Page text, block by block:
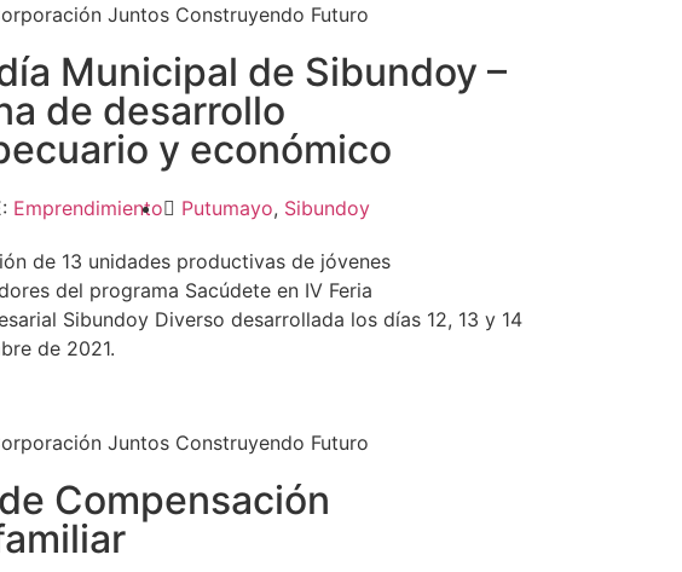
Juntos Construyendo Futuro
Municipal de Sibundoy –
de desarrollo
y económico
Emprendimiento Putumayo, Sibundoy
de 13 unidades productivas de jóvenes
del programa Sacúdete en IV Feria
Sibundoy Diverso desarrollada los días 12, 13 y 14
de 2021.
Juntos Construyendo Futuro
Compensación